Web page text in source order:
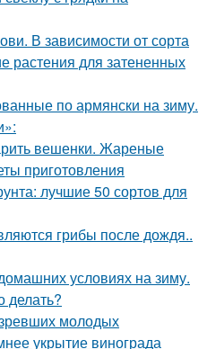
В зависимости от сорта
растения для затененных
по армянски на зиму.
вешенки. Жареные
приготовления
лучшие 50 сортов для
грибы после дождя..
условиях на зиму.
делать?
молодых
укрытие винограда